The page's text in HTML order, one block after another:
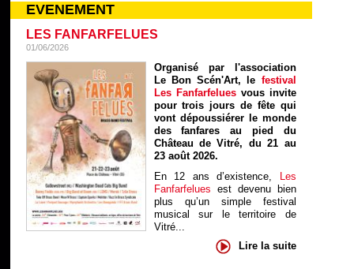
EVENEMENT
LES FANFARFELUES
01/06/2026
Organisé par l'association
Le Bon Scén'Art, le festival
Les Fanfarfelues vous invite
pour trois jours de fête qui
vont dépoussiérer le monde
des fanfares au pied du
Château de Vitré, du 21 au
23 août 2026.
En 12 ans d’existence, Les
Fanfarfelues est devenu bien
plus qu’un simple festival
musical sur le territoire de
Vitré...
Lire la suite